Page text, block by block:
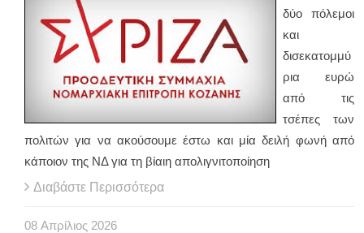
δύο πόλεμοι
και
δισεκατομμύ
ρια ευρώ
από τις
τσέπες των
πολιτών για να ακούσουμε έστω και μία δειλή φωνή από
κάποιον της ΝΔ για τη βίαιη απολιγνιτοποίηση
Διαβάστε Περισσότερα
08 Απρίλιος 2026